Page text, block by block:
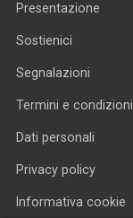
Presentazione
Sostienici
Segnalazioni
Termini e condizioni
Dati personali
Privacy policy
Informativa cookie